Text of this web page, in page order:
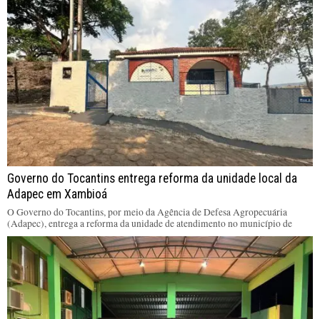
Governo do Tocantins entrega reforma da unidade local da
Adapec em Xambioá
O Governo do Tocantins, por meio da Agência de Defesa Agropecuária
(Adapec), entrega a reforma da unidade de atendimento no município de